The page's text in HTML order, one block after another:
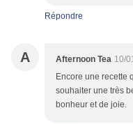
Répondre
A Afternoon Tea 10/
Encore une recette
souhaiter une très
bonheur et de joie.